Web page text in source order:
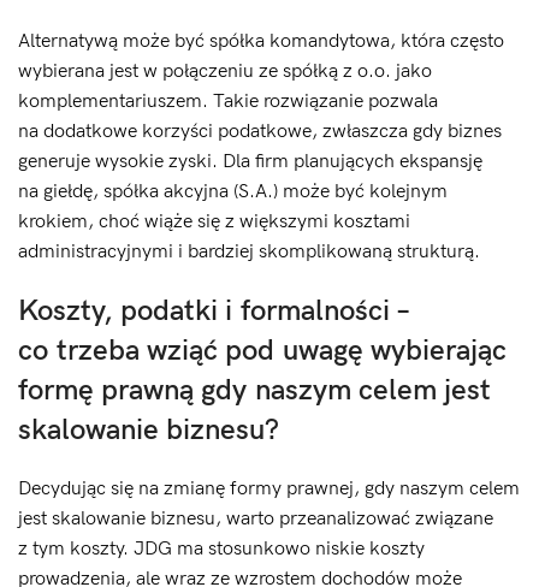
Alternatywą może być spółka komandytowa, która często
wybierana jest w połączeniu ze spółką z o.o. jako
komplementariuszem. Takie rozwiązanie pozwala
na dodatkowe korzyści podatkowe, zwłaszcza gdy biznes
generuje wysokie zyski. Dla firm planujących ekspansję
na giełdę, spółka akcyjna (S.A.) może być kolejnym
krokiem, choć wiąże się z większymi kosztami
administracyjnymi i bardziej skomplikowaną strukturą.
Koszty, podatki i formalności –
co trzeba wziąć pod uwagę wybierając
formę prawną gdy naszym celem jest
skalowanie biznesu?
Decydując się na zmianę formy prawnej, gdy naszym celem
jest skalowanie biznesu, warto przeanalizować związane
z tym koszty. JDG ma stosunkowo niskie koszty
prowadzenia, ale wraz ze wzrostem dochodów może